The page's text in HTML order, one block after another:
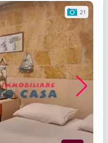
21